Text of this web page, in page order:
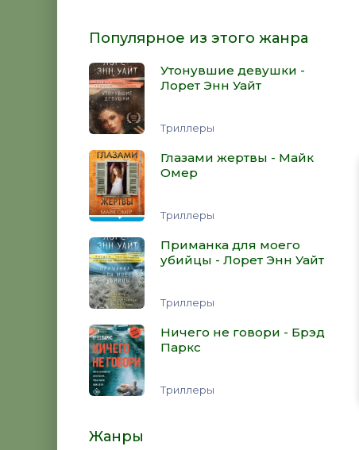
Популярное из этого жанра
Утонувшие девушки -
Лорет Энн Уайт
Триллеры
Глазами жертвы - Майк
Омер
Триллеры
Приманка для моего
убийцы - Лорет Энн Уайт
Триллеры
Ничего не говори - Брэд
Паркс
Триллеры
Жанры